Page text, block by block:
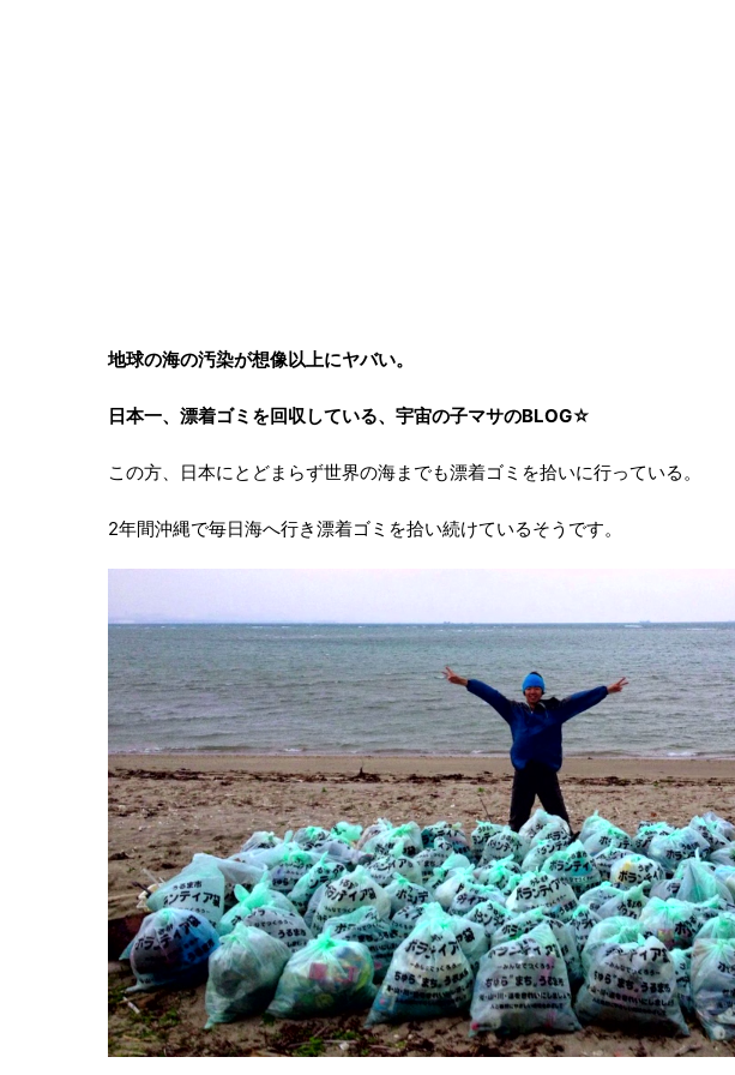
地球の海の汚染が想像以上にヤバい。
日本一、漂着ゴミを回収している、宇宙の子マサのBLOG☆
この方、日本にとどまらず世界の海までも漂着ゴミを拾いに行っている。
2年間沖縄で毎日海へ行き漂着ゴミを拾い続けているそうです。